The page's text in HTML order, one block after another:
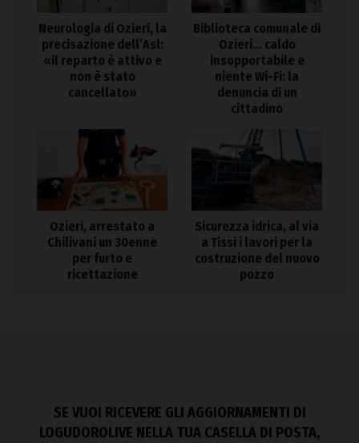
Neurologia di Ozieri, la
precisazione dell’Asl:
«il reparto è attivo e
non è stato
cancellato»
Biblioteca comunale di
Ozieri… caldo
insopportabile e
niente Wi-Fi: la
denuncia di un
cittadino
Ozieri, arrestato a
Chilivani un 30enne
per furto e
ricettazione
Sicurezza idrica, al via
a Tissi i lavori per la
costruzione del nuovo
pozzo
SE VUOI RICEVERE GLI AGGIORNAMENTI DI
LOGUDOROLIVE NELLA TUA CASELLA DI POSTA,